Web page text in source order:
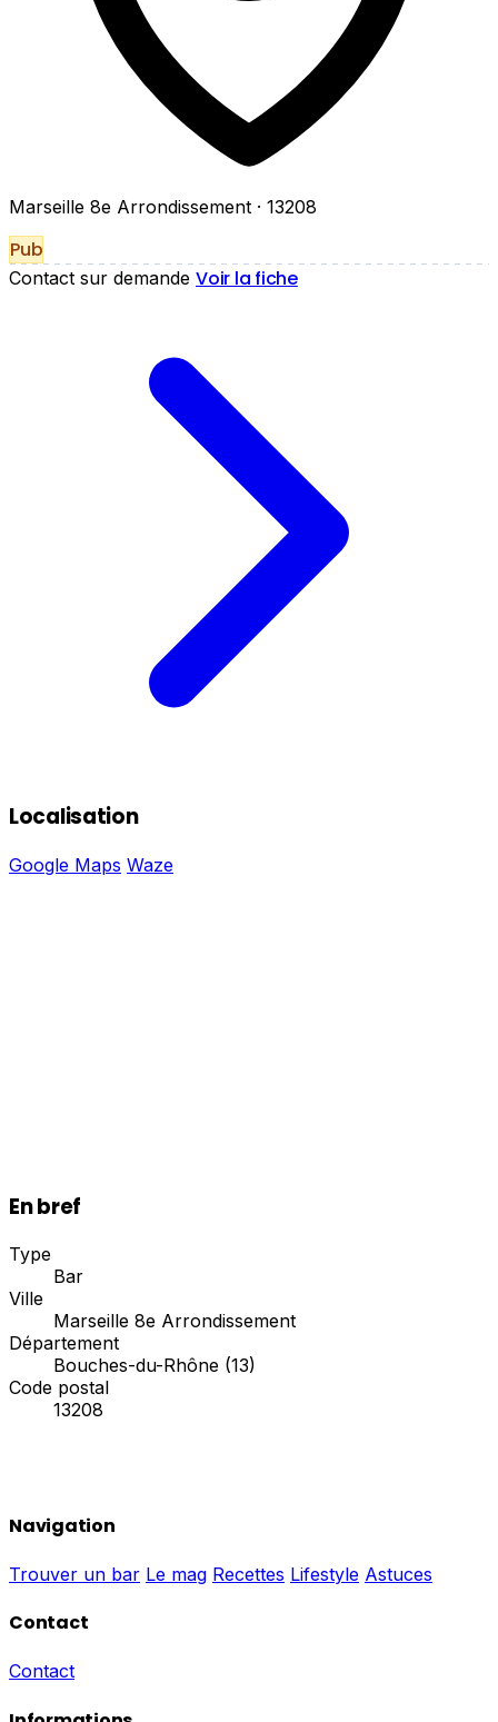
Marseille 8e Arrondissement · 13208
Pub
Contact sur demande Voir la fiche
Localisation
Google Maps Waze
En bref
Type
Bar
Ville
Marseille 8e Arrondissement
Département
Bouches-du-Rhône (13)
Code postal
13208
Navigation
Trouver un bar Le mag Recettes Lifestyle Astuces
Contact
Contact